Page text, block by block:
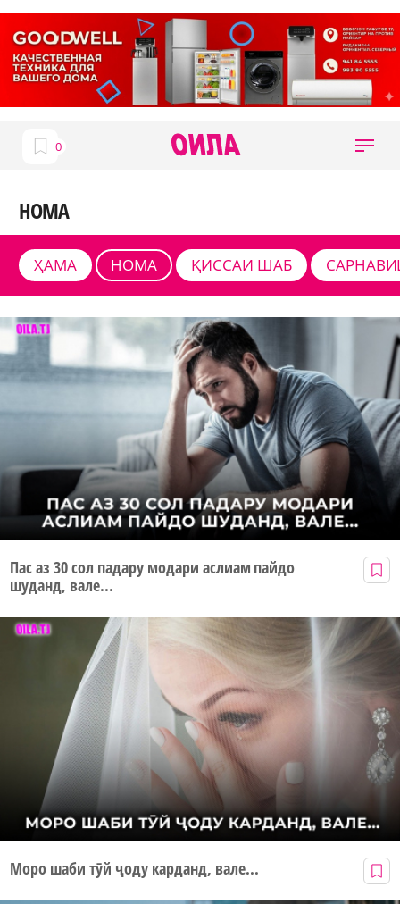
НОМА
ҲАМА НОМА ҚИССАИ ШАБ
Пас аз 30 сол падару модари аслиам пайдо
шуданд, вале...
Моро шаби тӯй ҷоду карданд, вале...